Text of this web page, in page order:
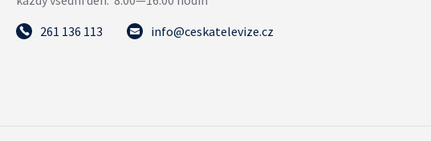
261 136 113 info@ceskatelevize.cz